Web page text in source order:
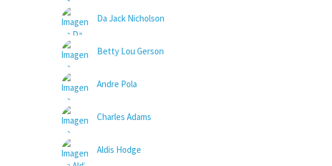
Da Jack Nicholson
Betty Lou Gerson
Andre Pola
Charles Adams
Aldis Hodge